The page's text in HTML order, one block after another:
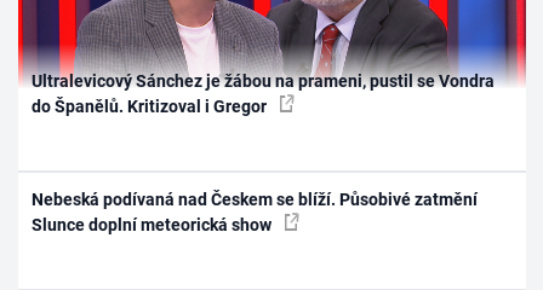
Ultralevicový Sánchez je žábou na prameni, pustil se Vondra
do Španělů. Kritizoval i Gregor
Nebeská podívaná nad Českem se blíží. Působivé zatmění
Slunce doplní meteorická show